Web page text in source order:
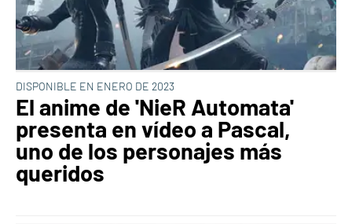
DISPONIBLE EN ENERO DE 2023
El anime de 'NieR Automata'
presenta en vídeo a Pascal,
uno de los personajes más
queridos